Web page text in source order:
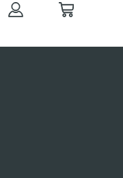
0 PRODUKTE AUF